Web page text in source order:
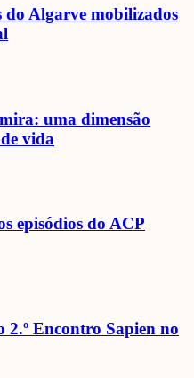
do Algarve mobilizados
uma dimensão
vida
episódios do ACP
Encontro Sapien no